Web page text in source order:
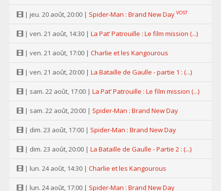
| jeu. 20 août, 20:00 | Spider-Man : Brand New Day VOST
| ven. 21 août, 14:30 | La Pat’ Patrouille : Le film mission (...)
| ven. 21 août, 17:00 | Charlie et les Kangourous
| ven. 21 août, 20:00 | La Bataille de Gaulle - partie 1 : (...)
| sam. 22 août, 17:00 | La Pat’ Patrouille : Le film mission (...)
| sam. 22 août, 20:00 | Spider-Man : Brand New Day
| dim. 23 août, 17:00 | Spider-Man : Brand New Day
| dim. 23 août, 20:00 | La Bataille de Gaulle - Partie 2 : (...)
| lun. 24 août, 14:30 | Charlie et les Kangourous
| lun. 24 août, 17:00 | Spider-Man : Brand New Day